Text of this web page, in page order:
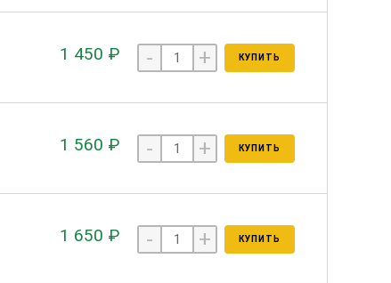
1 450 ₽ - + КУПИТЬ
1 560 ₽ - + КУПИТЬ
1 650 ₽ - + КУПИТЬ